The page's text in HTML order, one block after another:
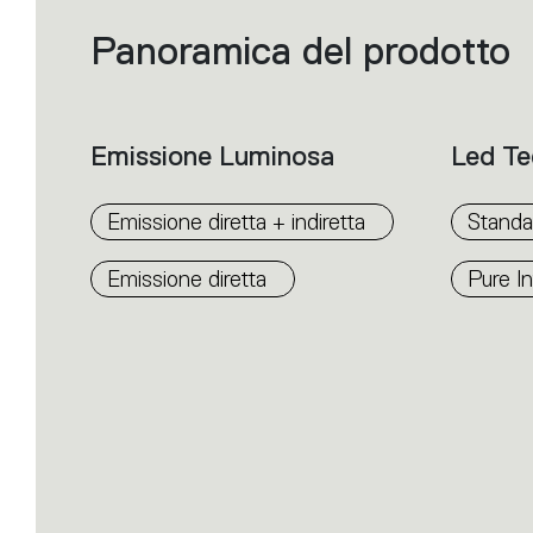
Filtri
che
all’interno
Seleziona
i
filtri
individuare
il
Panoramica del prodotto
Emissione Luminosa
Emissione diretta + indiretta
Emissione diretta
Led
Pure